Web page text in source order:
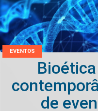
EVENTOS
de